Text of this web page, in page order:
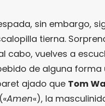
sin embargo,
tierna.
cabo, vuelves a
de alguna
ajado que Tom
Amen«), la